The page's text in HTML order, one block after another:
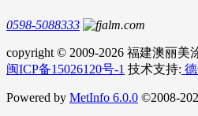
0598-5088333
copyright © 2009-2026 福建澳丽美
闽ICP备15026120号-1 技术支持:
Powered by MetInfo 6.0.0 ©2008-